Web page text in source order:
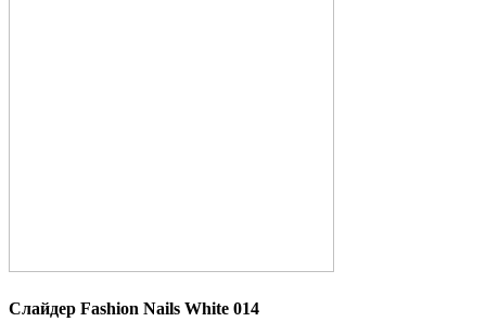
Слайдер Fashion Nails White 014